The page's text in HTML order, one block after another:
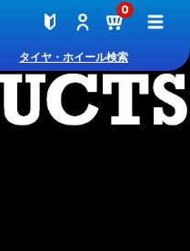
0
タイヤ・ホイール検索